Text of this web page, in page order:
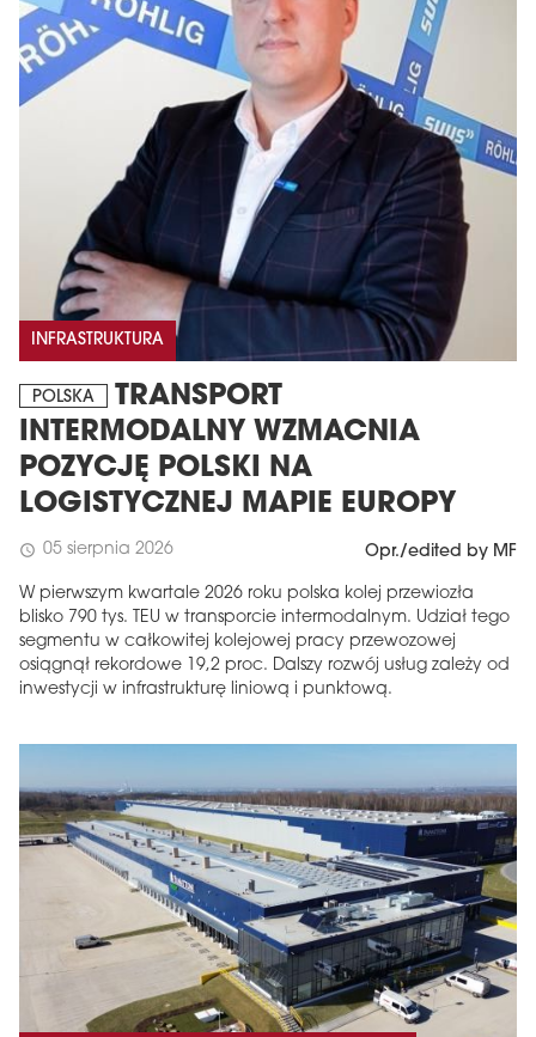
INFRASTRUKTURA
POLSKA
TRANSPORT
INTERMODALNY WZMACNIA
POZYCJĘ POLSKI NA
LOGISTYCZNEJ MAPIE EUROPY
schedule 05 sierpnia 2026 Opr./edited by MF
W pierwszym kwartale 2026 roku polska kolej przewiozła
blisko 790 tys. TEU w transporcie intermodalnym. Udział tego
segmentu w całkowitej kolejowej pracy przewozowej
osiągnął rekordowe 19,2 proc. Dalszy rozwój usług zależy od
inwestycji w infrastrukturę liniową i punktową.